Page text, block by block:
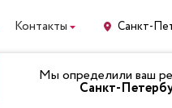
Контакты Санкт-
Мы определили ваш
Санкт-ВХОД